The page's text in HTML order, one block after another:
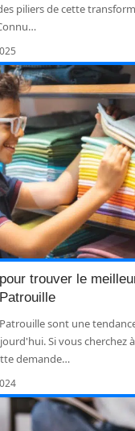
piliers de cette
…
trouver le
sont une
Si vous cherchez
demande…